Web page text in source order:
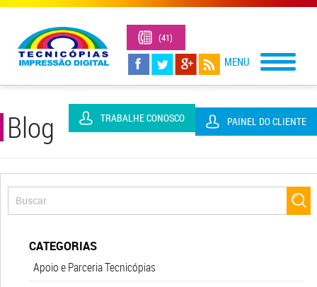
(41)
3323-
1305
PAINEL DO CLIENTE
TRABALHE CONOSCO
Blog
CATEGORIAS
Apoio e Parceria Tecnicópias